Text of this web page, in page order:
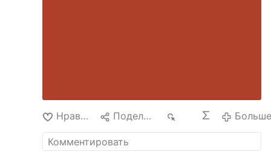
Нравится Поделиться